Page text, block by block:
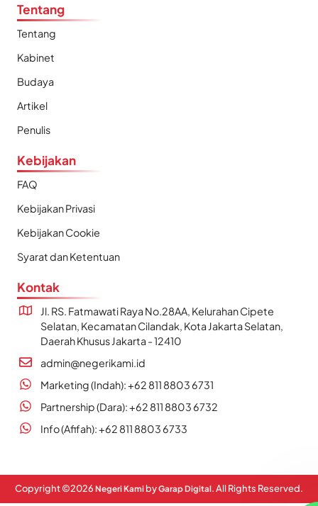
Tentang
Tentang
Kabinet
Budaya
Artikel
Penulis
Kebijakan
FAQ
Kebijakan Privasi
Kebijakan Cookie
Syarat dan Ketentuan
Kontak
Jl. RS. Fatmawati Raya No.28AA, Kelurahan Cipete
Selatan, Kecamatan Cilandak, Kota Jakarta Selatan,
Daerah Khusus Jakarta - 12410
admin@negerikami.id
Marketing (Indah): +62 811 8803 6731
Partnership (Dara): +62 811 8803 6732
Info (Afifah): +62 811 8803 6733
Copyright ©2026 Negeri Kami byGarap Digital. All Rights Reserved.